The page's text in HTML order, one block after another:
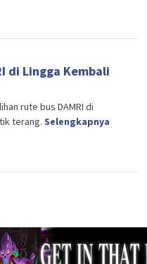
di Lingga Kembali
rute bus DAMRI di
terang. Selengkapnya